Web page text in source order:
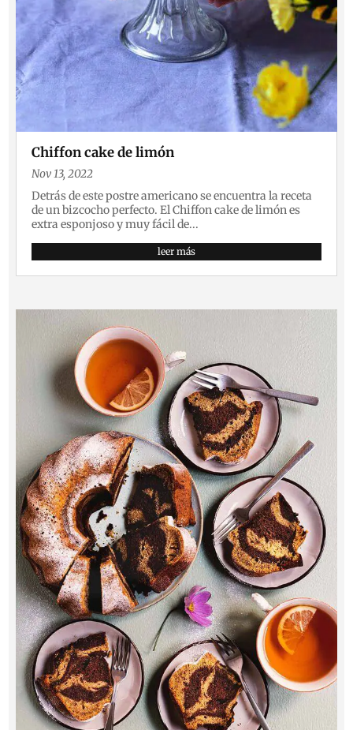
Chiffon cake de limón
Nov 13, 2022
Detrás de este postre americano se encuentra la receta
de un bizcocho perfecto. El Chiffon cake de limón es
extra esponjoso y muy fácil de...
leer más